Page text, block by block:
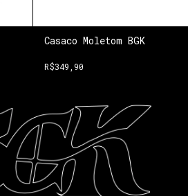
Casaco Moletom BGK
R$349,90